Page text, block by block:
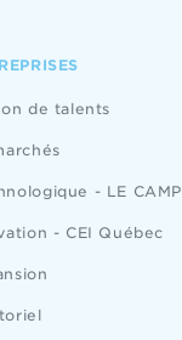
de talents
- LE CAMP
- CEI Québec